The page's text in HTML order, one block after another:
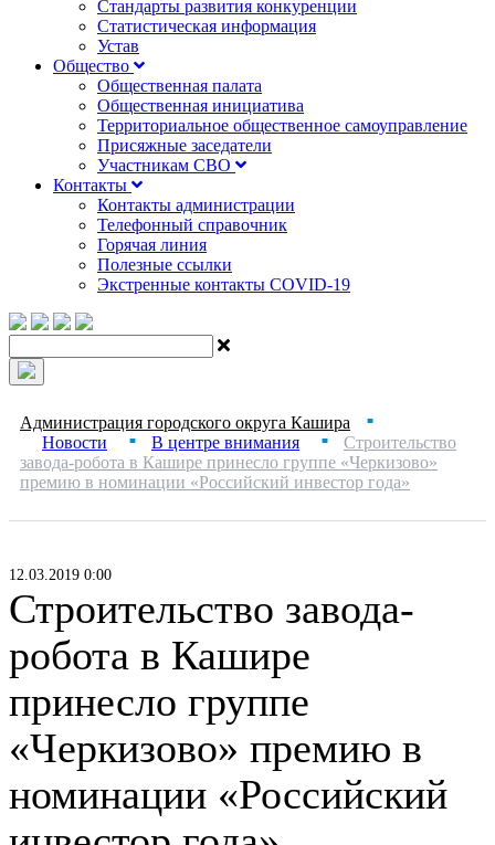
Стандарты развития конкуренции
Статистическая информация
Устав
Общество
Общественная палата
Общественная инициатива
Территориальное общественное самоуправление
Присяжные заседатели
Участникам СВО
Контакты
Контакты администрации
Телефонный справочник
Горячая линия
Полезные ссылки
Экстренные контакты COVID-19
Администрация городского округа Кашира ■
Новости ■ В центре внимания ■
Строительство
завода-робота в Кашире принесло группе «Черкизово»
премию в номинации «Российский инвестор года»
12.03.2019 0:00
Строительство завода-
робота в Кашире
принесло группе
«Черкизово» премию в
номинации «Российский